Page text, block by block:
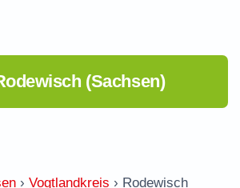
(Sachsen)
› Vogtlandkreis › Rodewisch